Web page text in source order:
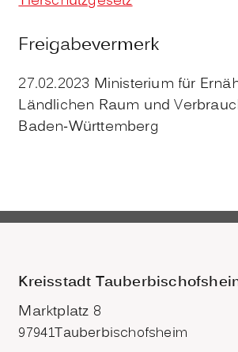
Freigabevermerk
27.02.2023 Ministerium für
Ländlichen Raum und
Baden-Württemberg
Kreisstadt
Marktplatz 8
97941Tauberbischofsheim